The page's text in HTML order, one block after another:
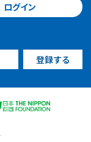
ログイン